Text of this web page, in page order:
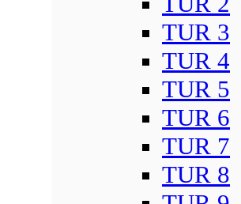
TUR 3
TUR 4
TUR 5
TUR 6
TUR 7
TUR 8